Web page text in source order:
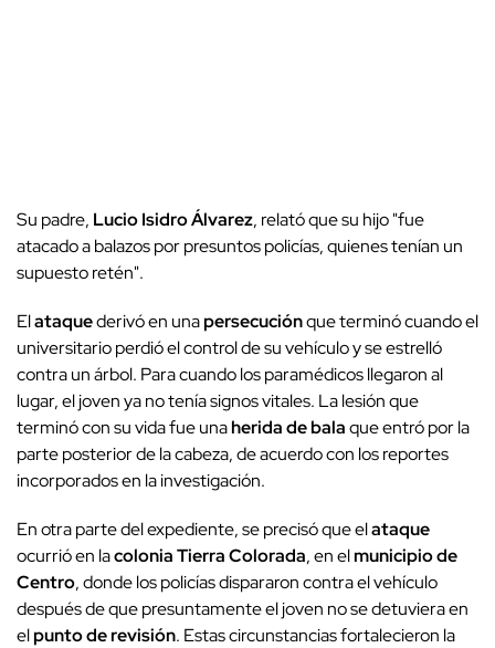
Su padre, Lucio Isidro Álvarez, relató que su hijo "fue
atacado a balazos por presuntos policías, quienes tenían un
supuesto retén".
Elataquederivó en unapersecuciónque terminó cuando el
universitario perdió el control de su vehículo y se estrelló
contra un árbol. Para cuando los paramédicos llegaron al
lugar, el joven ya no tenía signos vitales. La lesión que
terminó con su vida fue unaherida de balaque entró por la
parte posterior de la cabeza, de acuerdo con los reportes
incorporados en la investigación.
En otra parte del expediente, se precisó que elataque
ocurrió en lacolonia Tierra Colorada, en elmunicipio de
Centro, donde los policías dispararon contra el vehículo
después de que presuntamente el joven no se detuviera en
elpunto de revisión. Estas circunstancias fortalecieron la